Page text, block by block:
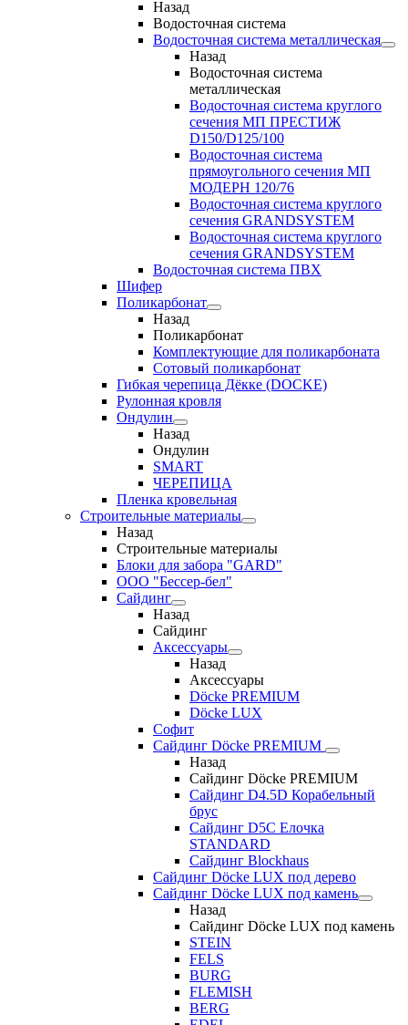
Назад
Водосточная система
Водосточная система металлическая
Назад
Водосточная система
металлическая
Водосточная система круглого
сечения МП ПРЕСТИЖ
D150/D125/100
Водосточная система
прямоугольного сечения МП
МОДЕРН 120/76
Водосточная система круглого
сечения GRANDSYSTEM
Водосточная система круглого
сечения GRANDSYSTEM
Водосточная система ПВХ
Шифер
Поликарбонат
Назад
Поликарбонат
Комплектующие для поликарбоната
Сотовый поликарбонат
Гибкая черепица Дёкке (DOCKE)
Рулонная кровля
Ондулин
Назад
Ондулин
SMART
ЧЕРЕПИЦА
Пленка кровельная
Строительные материалы
Назад
Строительные материалы
Блоки для забора "GARD"
ООО "Бессер-бел"
Сайдинг
Назад
Сайдинг
Аксессуары
Назад
Аксессуары
Döcke PREMIUM
Döcke LUX
Софит
Сайдинг Döcke PREMIUM
Назад
Сайдинг Döcke PREMIUM
Сайдинг D4.5D Корабельный
брус
Сайдинг D5С Елочка
STANDARD
Сайдинг Blockhaus
Сайдинг Döcke LUX под дерево
Сайдинг Döcke LUX под камень
Назад
Сайдинг Döcke LUX под камень
STEIN
FELS
BURG
FLEMISH
BERG